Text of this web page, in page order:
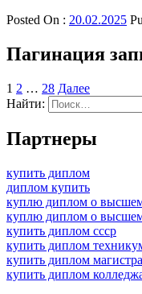
Posted On : 20.02.2025
Пагинация
1 2 … 28 Далее
Найти:
Партнеры
купить диплом
диплом купить
куплю диплом о
куплю диплом о
купить диплом ссср
купить диплом
купить диплом магистра
купить диплом